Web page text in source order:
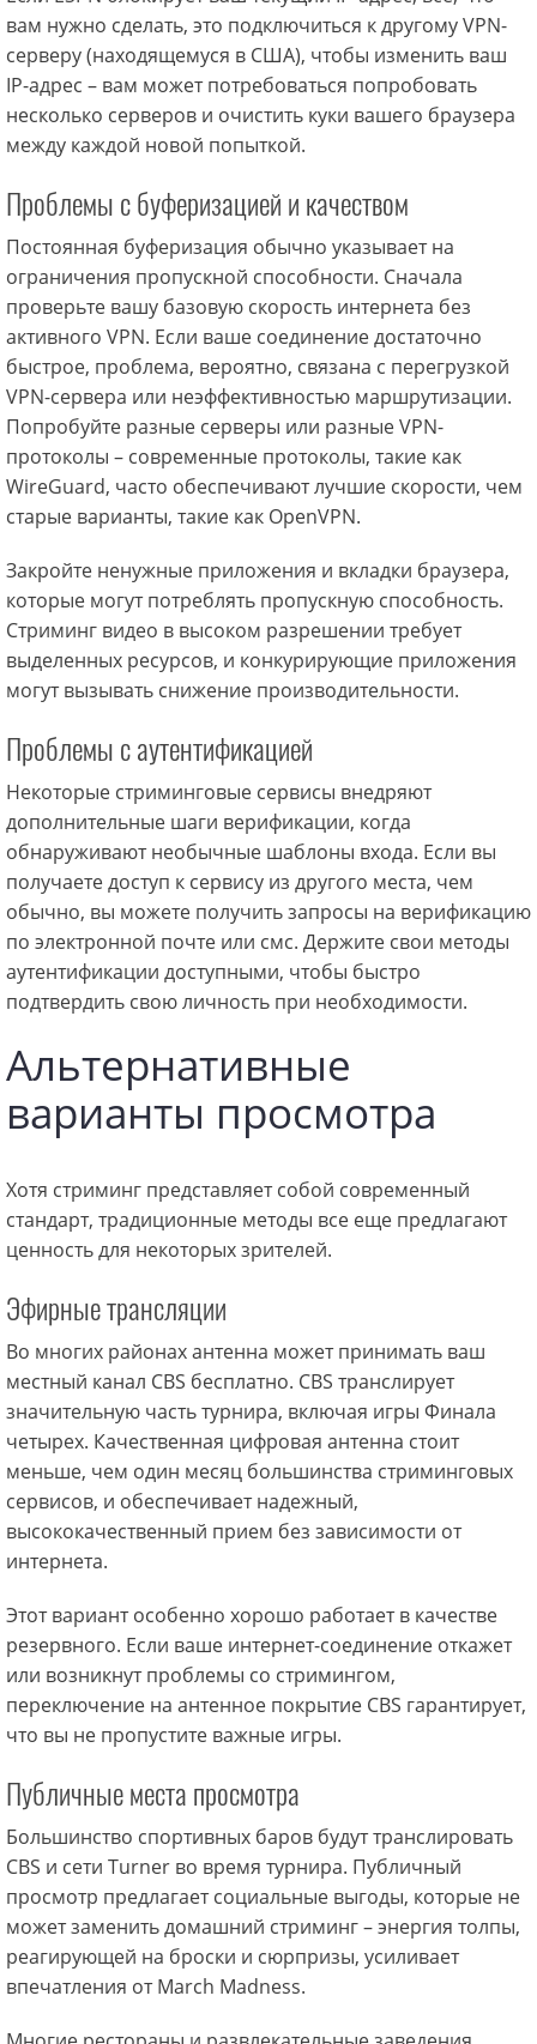
вам нужно сделать, это подключиться к другому VPN-
серверу (находящемуся в США), чтобы изменить ваш
IP-адрес – вам может потребоваться попробовать
несколько серверов и очистить куки вашего браузера
между каждой новой попыткой.
Проблемы с буферизацией и качеством
Постоянная буферизация обычно указывает на
ограничения пропускной способности. Сначала
проверьте вашу базовую скорость интернета без
активного VPN. Если ваше соединение достаточно
быстрое, проблема, вероятно, связана с перегрузкой
VPN-сервера или неэффективностью маршрутизации.
Попробуйте разные серверы или разные VPN-
протоколы – современные протоколы, такие как
WireGuard, часто обеспечивают лучшие скорости, чем
старые варианты, такие как OpenVPN.
Закройте ненужные приложения и вкладки браузера,
которые могут потреблять пропускную способность.
Стриминг видео в высоком разрешении требует
выделенных ресурсов, и конкурирующие приложения
могут вызывать снижение производительности.
Проблемы с аутентификацией
Некоторые стриминговые сервисы внедряют
дополнительные шаги верификации, когда
обнаруживают необычные шаблоны входа. Если вы
получаете доступ к сервису из другого места, чем
обычно, вы можете получить запросы на верификацию
по электронной почте или смс. Держите свои методы
аутентификации доступными, чтобы быстро
подтвердить свою личность при необходимости.
Альтернативные
варианты просмотра
Хотя стриминг представляет собой современный
стандарт, традиционные методы все еще предлагают
ценность для некоторых зрителей.
Эфирные трансляции
Во многих районах антенна может принимать ваш
местный канал CBS бесплатно. CBS транслирует
значительную часть турнира, включая игры Финала
четырех. Качественная цифровая антенна стоит
меньше, чем один месяц большинства стриминговых
сервисов, и обеспечивает надежный,
высококачественный прием без зависимости от
интернета.
Этот вариант особенно хорошо работает в качестве
резервного. Если ваше интернет-соединение откажет
или возникнут проблемы со стримингом,
переключение на антенное покрытие CBS гарантирует,
что вы не пропустите важные игры.
Публичные места просмотра
Большинство спортивных баров будут транслировать
CBS и сети Turner во время турнира. Публичный
просмотр предлагает социальные выгоды, которые не
может заменить домашний стриминг – энергия толпы,
реагирующей на броски и сюрпризы, усиливает
впечатления от March Madness.